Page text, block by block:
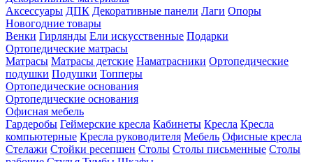
Аксессуары ДПК Декоративные панели Лаги Опоры
Новогодние товары
Венки Гирлянды Ели искусственные Подарки
Ортопедические матрасы
Матрасы Матрасы детские Наматрасники Ортопедические
подушки Подушки Топперы
Ортопедические основания
Ортопедические основания
Офисная мебель
Гардеробы Геймерские кресла Кабинеты Кресла Кресла
компьютерные Кресла руководителя Мебель Офисные кресла
Стелажи Стойки ресепшен Столы Столы письменные Столы